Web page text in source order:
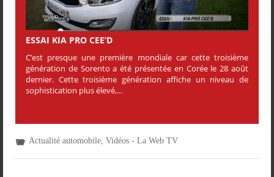
ESSAI KIA PRO CEE’D
C’est presque une première mondiale car cette troisième
génération de Sorento a été présentée en Corée le 28 août
dernier. Cette troisième génération affiche un niveau de
sophistication plus élevé,...
Actualité automobile Vidéos - La Web TV